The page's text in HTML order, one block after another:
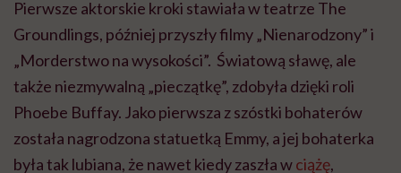
Pierwsze aktorskie kroki stawiała w teatrze The
Groundlings, później przyszły filmy „Nienarodzony” i
„Morderstwo na wysokości”. Światową sławę, ale
także niezmywalną „pieczątkę”, zdobyła dzięki roli
Phoebe Buffay. Jako pierwsza z szóstki bohaterów
została nagrodzona statuetką Emmy, a jej bohaterka
była tak lubiana, że nawet kiedy zaszła wciążę,